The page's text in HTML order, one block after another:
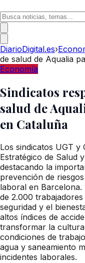
DiarioDigital.es›
de salud de Aqualia
Economía
Sindicatos
salud de
en Cataluña
Los sindicatos UGT y
Estratégico de Salud
destacando la
prevención de
laboral en
de 2.000
seguridad y el
altos índices de
transformar la
condiciones de
agua y saneamiento
incidentes laborales.